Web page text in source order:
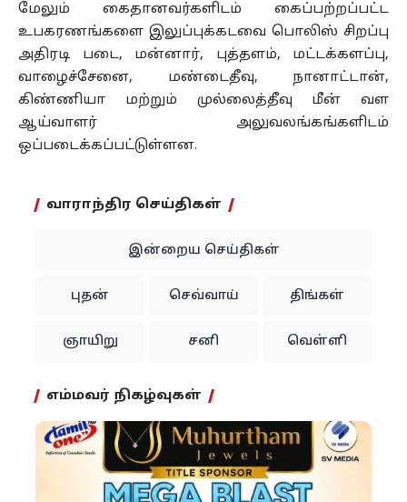
மேலும் கைதானவர்களிடம் கைப்பற்றப்பட்ட
உபகரணங்களை இலுப்புக்கடவை பொலிஸ் சிறப்பு
அதிரடி படை, மன்னார், புத்தளம், மட்டக்களப்பு,
வாழைச்சேனை, மண்டைதீவு, நானாட்டான்,
கிண்ணியா மற்றும் முல்லைத்தீவு மீன் வள
ஆய்வாளர் அலுவலங்கங்களிடம்
ஒப்படைக்கப்பட்டுள்ளன.
வாராந்திர செய்திகள்
இன்றைய செய்திகள்
புதன் செவ்வாய் திங்கள்
ஞாயிறு சனி வெள்ளி
எம்மவர் நிகழ்வுகள்